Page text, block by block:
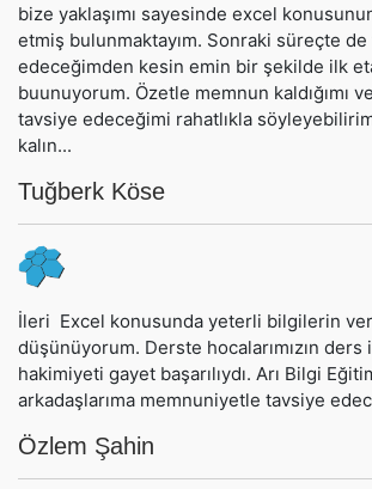
bize yaklaşımı sayesinde excel
etmiş bulunmaktayım. Sonraki süreçte
edeceğimden kesin emin bir şekilde ilk
buunuyorum. Özetle memnun kaldığımı
tavsiye edeceğimi rahatlıkla
kalın...
Tuğberk Köse
İleri Excel konusunda yeterli bilgilerin
düşünüyorum. Derste hocalarımızın
hakimiyeti gayet başarılıydı. Arı Bilgi
arkadaşlarıma memnuniyetle tavsiye
Özlem Şahin